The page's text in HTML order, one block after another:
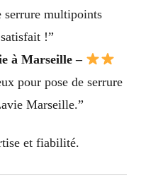
serrure multipoints
!”
à Marseille –
pour pose de serrure
Marseille.”
et fiabilité.